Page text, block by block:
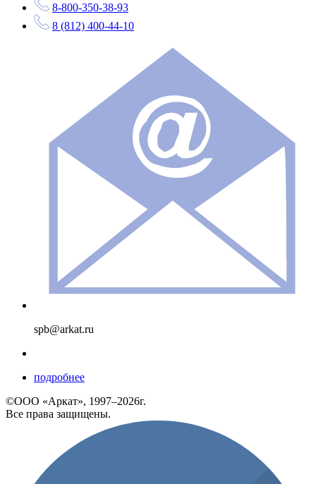
8-800-350-38-93
8 (812) 400-44-10
spb@arkat.ru
подробнее
©ООО «Аркат», 1997–2026г.
Все права защищены.